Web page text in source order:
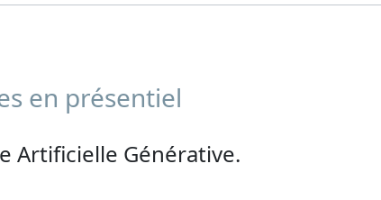
en présentiel
Artificielle Générative.